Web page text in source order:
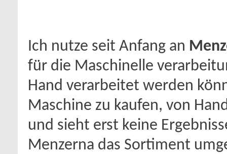
Ich nutze seit Anfang an
für die Maschinelle
Hand verarbeitet werden
Maschine zu kaufen, von
und sieht erst keine
Menzerna das Sortiment